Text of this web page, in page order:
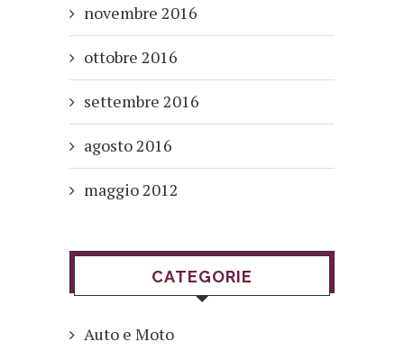
novembre 2016
ottobre 2016
settembre 2016
agosto 2016
maggio 2012
CATEGORIE
Auto e Moto